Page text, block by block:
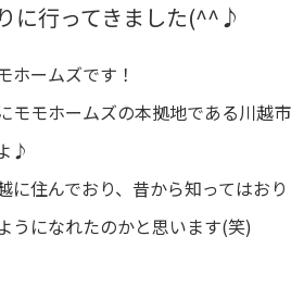
に行ってきました(^^♪
ホームズです！
モモホームズの本拠地である川越
♪
に住んでおり、昔から知ってはお
うになれたのかと思います(笑)